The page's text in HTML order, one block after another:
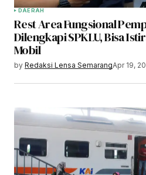
DAERAH
Rest Area Fungsional
Dilengkapi SPKLU, Bisa
Mobil
by Redaksi Lensa SemarangApr 19,